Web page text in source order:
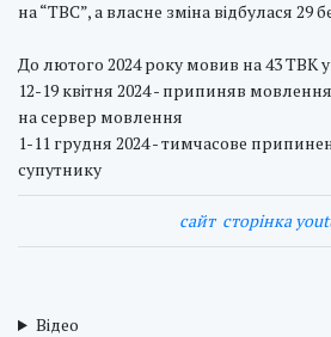
на “ТВС”, а власне зміна відбулася 29
До лютого 2024 року мовив на 43 ТВК у
12-19 квітня 2024 - припиняв
на сервер мовлення
1-11 грудня 2024 - тимчасове
супутнику
cайт сторінка
Відео